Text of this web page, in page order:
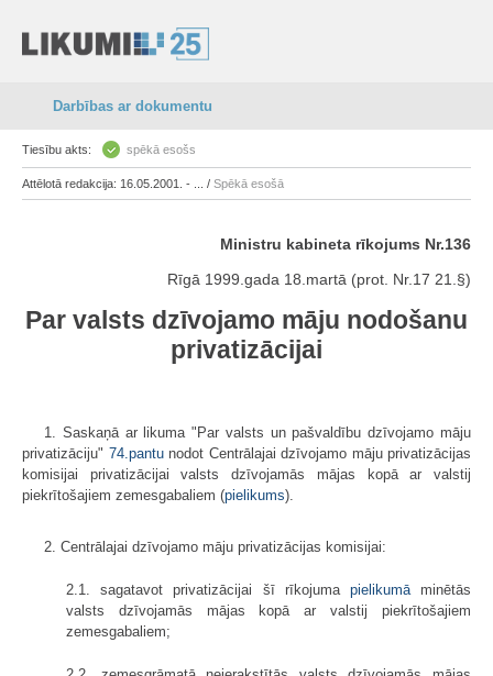
Darbības ar dokumentu
Tiesību akts: spēkā esošs
Attēlotā redakcija: 16.05.2001. - ... / Spēkā esošā
Ministru kabineta rīkojums Nr.136
Rīgā 1999.gada 18.martā (prot. Nr.17 21.§)
Par valsts dzīvojamo māju nodošanu
privatizācijai
1. Saskaņā ar likuma "Par valsts un pašvaldību dzīvojamo māju
privatizāciju" 74.pantunodot Centrālajai dzīvojamo māju privatizācijas
komisijai privatizācijai valsts dzīvojamās mājas kopā ar valstij
piekrītošajiem zemesgabaliem (pielikums).
2. Centrālajai dzīvojamo māju privatizācijas komisijai:
2.1. sagatavot privatizācijai šī rīkojuma pielikumāminētās
valsts dzīvojamās mājas kopā ar valstij piekrītošajiem
zemesgabaliem;